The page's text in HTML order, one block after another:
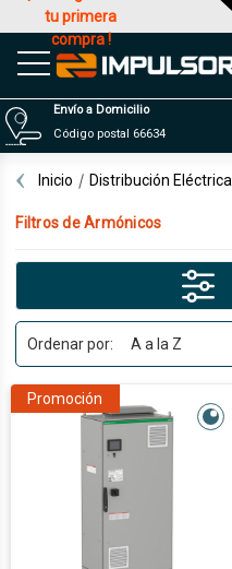
tu primera
compra !
Productos
Envío a Domicilio
Código postal 66634
Inicio Distribución Eléctrica
Filtros de Armónicos
Ordenar por:
Promoción